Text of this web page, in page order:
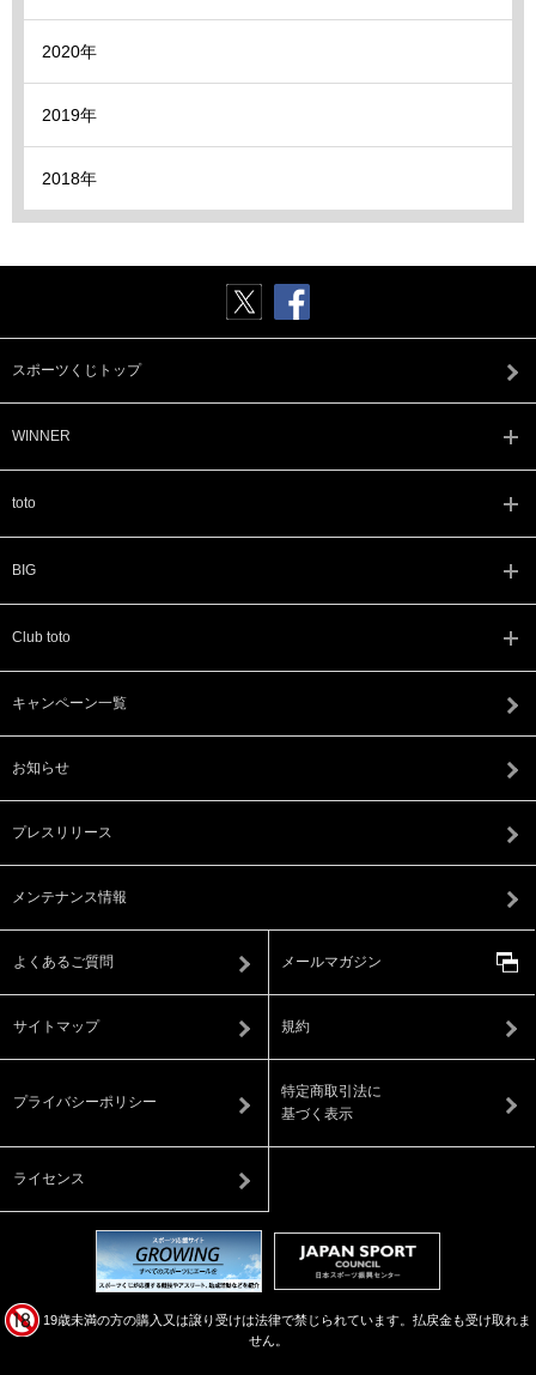
2020年
2019年
2018年
スポーツくじトップ
WINNER
toto
BIG
Club toto
キャンペーン一覧
お知らせ
プレスリリース
メンテナンス情報
よくあるご質問 メールマガジン
サイトマップ 規約
プライバシーポリシー
特定商取引法に
基づく表示
ライセンス
19歳未満の方の購入又は譲り受けは法律で禁じられています。払戻金も受け取れま
せん。